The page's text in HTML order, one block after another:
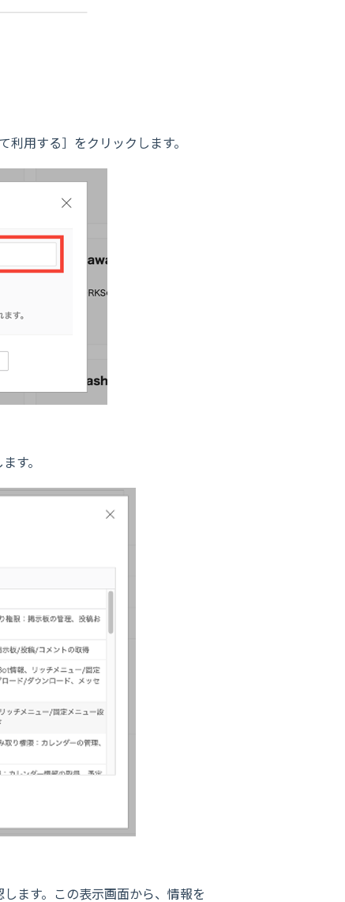
用する］をクリックします。
す。
ます。この表示画面から、情報を